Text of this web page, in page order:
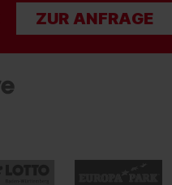
ZUR ANFRAGE